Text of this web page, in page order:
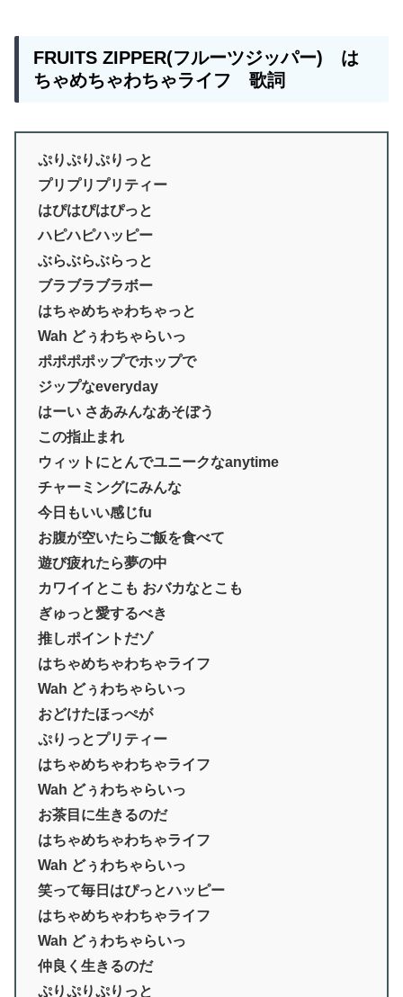
FRUITS ZIPPER(フルーツジッパー) は
ちゃめちゃわちゃライフ 歌詞
ぷりぷりぷりっと
プリプリプリティー
はぴはぴはぴっと
ハピハピハッピー
ぶらぶらぶらっと
ブラブラブラボー
はちゃめちゃわちゃっと
Wah どぅわちゃらいっ
ポポポポップでホップで
ジップなeveryday
はーい さあみんなあそぼう
この指止まれ
ウィットにとんでユニークなanytime
チャーミングにみんな
今日もいい感じfu
お腹が空いたらご飯を食べて
遊び疲れたら夢の中
カワイイとこも おバカなとこも
ぎゅっと愛するべき
推しポイントだゾ
はちゃめちゃわちゃライフ
Wah どぅわちゃらいっ
おどけたほっぺが
ぷりっとプリティー
はちゃめちゃわちゃライフ
Wah どぅわちゃらいっ
お茶目に生きるのだ
はちゃめちゃわちゃライフ
Wah どぅわちゃらいっ
笑って毎日はぴっとハッピー
はちゃめちゃわちゃライフ
Wah どぅわちゃらいっ
仲良く生きるのだ
ぷりぷりぷりっと